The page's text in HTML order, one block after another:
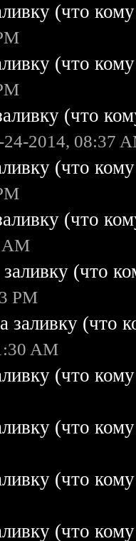
(что
(что
(что
24-2014, 08:37
(что
(что
AM
(что
PM
заливку (что
AM
(что
(что
(что
(что